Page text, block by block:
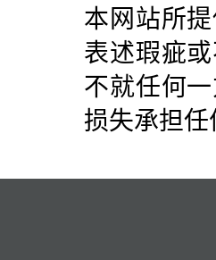
本网站所
表述瑕疵
不就任何
损失承担任